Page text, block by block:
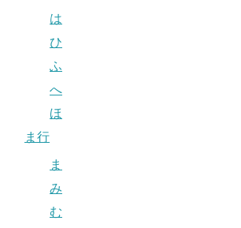
は
ひ
ふ
へ
ほ
ま行
ま
み
む